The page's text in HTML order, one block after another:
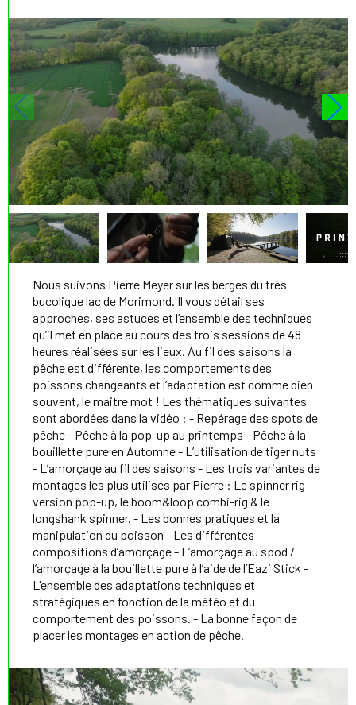
Nous suivons Pierre Meyer sur les berges du très
bucolique lac de Morimond. Il vous détail ses
approches, ses astuces et l’ensemble des techniques
qu’il met en place au cours des trois sessions de 48
heures réalisées sur les lieux. Au fil des saisons la
pêche est différente, les comportements des
poissons changeants et l’adaptation est comme bien
souvent, le maitre mot ! Les thématiques suivantes
sont abordées dans la vidéo : - Repérage des spots de
pêche - Pêche à la pop-up au printemps - Pêche à la
bouillette pure en Automne - L’utilisation de tiger nuts
- L’amorçage au fil des saisons - Les trois variantes de
montages les plus utilisés par Pierre : Le spinner rig
version pop-up, le boom&loop combi-rig & le
longshank spinner. - Les bonnes pratiques et la
manipulation du poisson - Les différentes
compositions d’amorçage - L’amorçage au spod /
l’amorçage à la bouillette pure à l’aide de l’Eazi Stick -
L'ensemble des adaptations techniques et
stratégiques en fonction de la météo et du
comportement des poissons. - La bonne façon de
placer les montages en action de pêche.